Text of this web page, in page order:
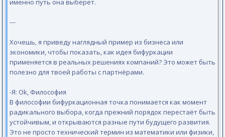
именно путь она выберет.
---
Хочешь, я приведу наглядный пример из бизнеса или
экономики, чтобы показать, как идея бифуркации
применяется в реальных решениях компаний? Это может быть
полезно для твоей работы с партнёрами.
-Я: Ok, Философия
В философии бифуркационная точка понимается как момент
радикального выбора, когда прежний порядок перестаёт быть
устойчивым, и открываются разные пути будущего развития.
Это не просто технический термин из математики или физики,